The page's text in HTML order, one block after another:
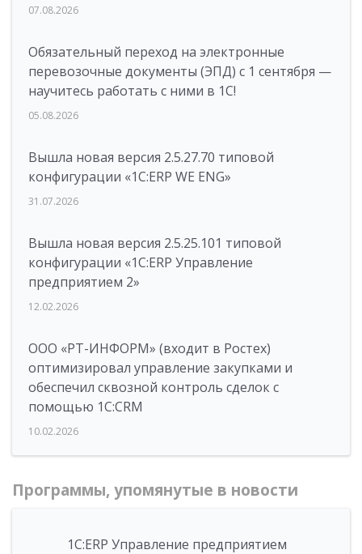
07.08.2026
Обязательный переход на электронные
перевозочные документы (ЭПД) с 1 сентября —
научитесь работать с ними в 1С!
05.08.2026
Вышла новая версия 2.5.27.70 типовой
конфигурации «1С:ERP WE ENG»
31.07.2026
Вышла новая версия 2.5.25.101 типовой
конфигурации «1С:ERP Управление
предприятием 2»
12.02.2026
ООО «РТ-ИНФОРМ» (входит в Ростех)
оптимизировал управление закупками и
обеспечил сквозной контроль сделок с
помощью 1С:CRM
10.02.2026
Программы, упомянутые в новости
1С:ERP Управление предприятием